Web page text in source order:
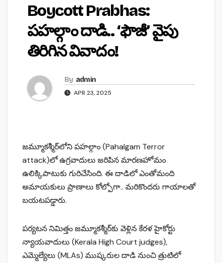
Boycott Prabhas:
పహల్గాం దాడి.. ‘ఫౌజీ’ వైపు
తిరిగిన వివాదం!
By admin
APR 23, 2025
జమ్మూకశ్మీర్‌లోని పహల్గాం (Pahalgam Terror
attack)లో ఉగ్రవాదులు జరిపిన మారణహోమం
ఉలిక్కిపాటుకు గురిచేసింది. ఈ దాడిలో ఎంతోమంది
అమాయకులు ప్రాణాలు కోల్పోగా.. మరికొందరు గాయాలతో
బయటపడ్డారు.
పర్యటన నిమిత్తం జమ్మూకశ్మీర్‌కు వెళ్లిన కేరళ హైకోర్టు
న్యాయవాదులు (Kerala High Court judges),
ఎమ్మెల్యేలు (MLAs) ముష్కరుల దాడి నుంచి త్రుటిలో